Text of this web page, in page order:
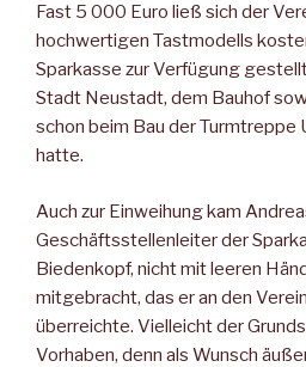
Fast 5 000 Euro ließ sich der
hochwertigen Tastmodells
Sparkasse zur Verfügung
Stadt Neustadt, dem Bauhof
schon beim Bau der
hatte.
Auch zur Einweihung kam
Geschäftsstellenleiter der
Biedenkopf, nicht mit leeren
mitgebracht, das er an den
überreichte. Vielleicht der
Vorhaben, denn als Wunsch